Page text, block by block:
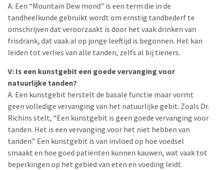
A: Een “Mountain Dew mond” is een term die in de
tandheelkunde gebruikt wordt om ernstig tandbederf te
omschrijven dat veroorzaakt is door het vaak drinken van
frisdrank, dat vaak al op jonge leeftijd is begonnen. Het kan
leiden tot verlies van alle tanden, zelfs al bij tieners.
V: Is een kunstgebit een goede vervanging voor
natuurlijke tanden?
A: Een kunstgebit herstelt de basale functie maar vormt
geen volledige vervanging van het natuurlijke gebit. Zoals Dr.
Richins stelt, “Een kunstgebit is geen goede vervanging voor
tanden. Het is een vervanging voor het niet hebben van
tanden.” Een kunstgebit is van invloed op hoe voedsel
smaakt en hoe goed patiënten kunnen kauwen, wat vaak tot
beperkingen op het gebied van eten en voeding leidt.